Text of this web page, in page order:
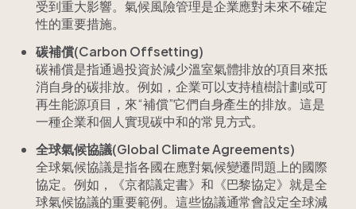
受到重大影響。氣候風險管理是企業應對未來不確定
性的重要措施。
碳補償(Carbon Offsetting)
碳補償是指通過投資於減少溫室氣體排放的項目來抵
消自身的碳排放。例如，企業可以支持植樹計劃或可
再生能源項目，來“補償”它們自身產生的排放。這是
一種企業和個人實現碳中和的常見方式。
全球氣候協議(Global Climate Agreements)
全球氣候協議是指各國在應對氣候變遷問題上的國際
協定。例如，《京都議定書》和《巴黎協定》就是全
球氣候協議的重要範例。這些協議通常會設定全球減